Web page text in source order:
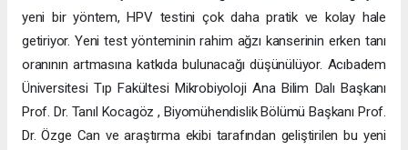
yeni bir yöntem, HPV testini çok daha pratik ve kolay hale
getiriyor. Yeni test yönteminin rahim ağzı kanserinin erken tanı
oranının artmasına katkıda bulunacağı düşünülüyor. Acıbadem
Üniversitesi Tıp Fakültesi Mikrobiyoloji Ana Bilim Dalı Başkanı
Prof. Dr. Tanıl Kocagöz , Biyomühendislik Bölümü Başkanı Prof.
Dr. Özge Can ve araştırma ekibi tarafından geliştirilen bu yeni